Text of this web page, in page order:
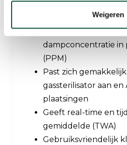
Weigeren
eigenschappen
Biedt real-time
dampconcentratie in
(PPM)
Past zich
gassterilisator aan en
plaatsingen
Geeft real-time en
gemiddelde (TWA)
Gebruiksvriendelijk